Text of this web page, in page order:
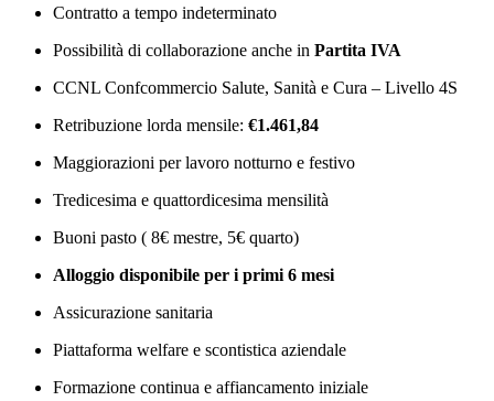
Contratto a tempo indeterminato
Possibilità di collaborazione anche in Partita IVA
CCNL Confcommercio Salute, Sanità e Cura – Livello 4S
Retribuzione lorda mensile: €1.461,84
Maggiorazioni per lavoro notturno e festivo
Tredicesima e quattordicesima mensilità
Buoni pasto ( 8€ mestre, 5€ quarto)
Alloggio disponibile per i primi 6 mesi
Assicurazione sanitaria
Piattaforma welfare e scontistica aziendale
Formazione continua e affiancamento iniziale